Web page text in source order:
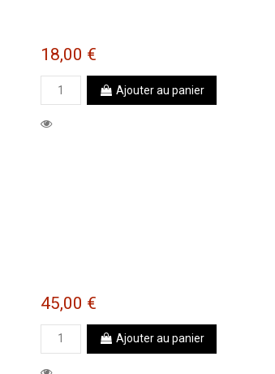
18,00 €
Ajouter au panier
45,00 €
Ajouter au panier